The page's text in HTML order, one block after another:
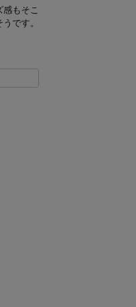
もそこ
です。